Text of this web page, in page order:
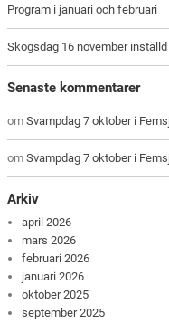
Program i januari och februari
Skogsdag 16 november inställd
Senaste kommentarer
omSvampdag 7 oktober i
omSvampdag 7 oktober i
Arkiv
april 2026
mars 2026
februari 2026
januari 2026
oktober 2025
september 2025